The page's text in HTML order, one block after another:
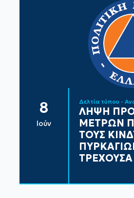
8
Ιούν
Δελτία τύπου -
ΛΗΨΗ
ΜΕΤΡΩΝ
ΤΟΥΣ